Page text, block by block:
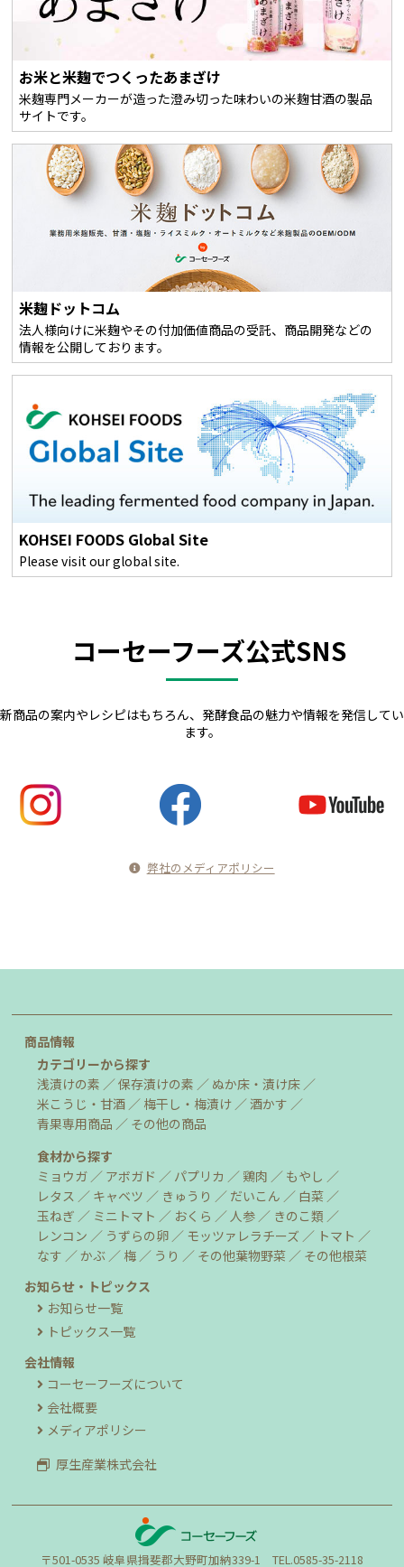
お米と米麹でつくったあまざけ
米麹専門メーカーが造った澄み切った味わいの米麹甘酒の製品
サイトです。
米麹ドットコム
法人様向けに米麹やその付加価値商品の受託、商品開発などの
情報を公開しております。
KOHSEI FOODS Global Site
Please visit our global site.
コーセーフーズ公式SNS
新商品の案内やレシピはもちろん、発酵食品の魅力や情報を発信してい
ます。
弊社のメディアポリシー
商品情報
カテゴリーから探す
浅漬けの素
保存漬けの素
ぬか床・漬け床
米こうじ・甘酒
梅干し・梅漬け
酒かす
青果専用商品
その他の商品
食材から探す
ミョウガ
アボガド パプリカ 鶏肉
もやし
レタス
キャベツ きゅうり だいこん
白菜
玉ねぎ
ミニトマト おくら 人参
きのこ類
レンコン
うずらの卵 モッツァレラチーズ
トマト
なす
かぶ 梅 うり その他葉物野菜
その他根菜
お知らせ・トピックス
お知らせ一覧
トピックス一覧
会社情報
コーセーフーズについて
会社概要
メディアポリシー
厚生産業株式会社
〒501-0535 岐阜県揖斐郡大野町加納339-1 TEL.0585-35-2118